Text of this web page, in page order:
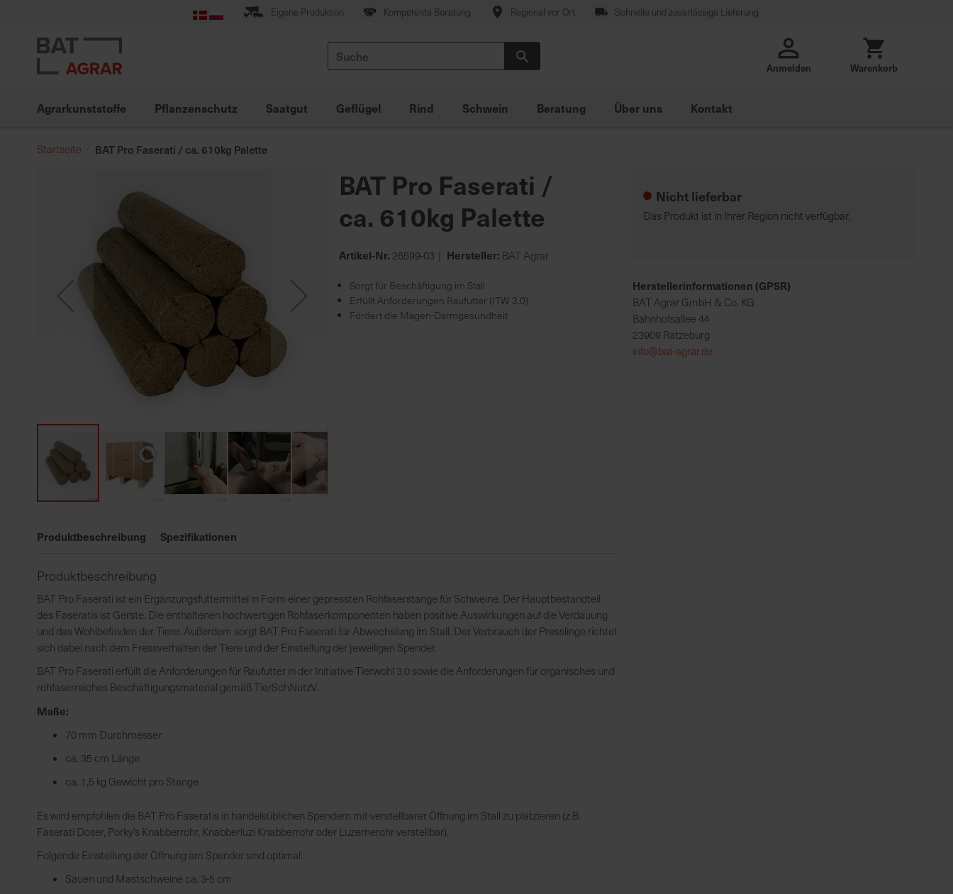
springen
Eigene Produktion Kompetente Beratung Regional vor Ort Schnelle und zuverlässige Lieferung
Suche
Anmelden Warenkorb
Agrarkunststoffe Pflanzenschutz Saatgut Geflügel Rind Schwein Beratung Über uns Kontakt
Startseite BAT Pro Faserati / ca. 610kg Palette
der
springen
BAT Pro Faserati /
ca. 610kg Palette
Artikel-Nr. 26599-03 Hersteller: BAT Agrar
Sorgt für Beschäftigung im Stall
Erfüllt Anforderungen Raufutter (ITW 3.0)
Fördert die Magen-Darmgesundheit
Produktbeschreibung Spezifikationen
Produktbeschreibung
BAT Pro Faserati ist ein Ergänzungsfuttermittel in Form einer gepressten Rohfaserstange für Schweine. Der Hauptbestandteil
des Faseratis ist Gerste. Die enthaltenen hochwertigen Rohfaserkomponenten haben positive Auswirkungen auf die Verdauung
und das Wohlbefinden der Tiere. Außerdem sorgt BAT Pro Faserati für Abwechslung im Stall. Der Verbrauch der Presslinge richtet
sich dabei nach dem Fressverhalten der Tiere und der Einstellung der jeweiligen Spender.
BAT Pro Faserati erfüllt die Anforderungen für Raufutter in der Initiative Tierwohl 3.0 sowie die Anforderungen für organisches und
rohfaserreiches Beschäftigungsmaterial gemäß TierSchNutzV.
Maße:
70 mm Durchmesser
ca. 35 cm Länge
ca. 1,5 kg Gewicht pro Stange
Es wird empfohlen die BAT Pro Faseratis in handelsüblichen Spendern mit verstellbarer Öffnung im Stall zu platzieren (z.B.
Faserati Doser, Porky’s Knabberrohr, Knabberluzi Knabberrohr oder Luzernerohr verstellbar).
Folgende Einstellung der Öffnung am Spender sind optimal:
Sauen und Mastschweine ca. 3-5 cm
Nicht lieferbar
Das Produkt ist in Ihrer Region nicht verfügbar.
Herstellerinformationen (GPSR)
BAT Agrar GmbH & Co. KG
Bahnhofsallee 44
23909 Ratzeburg
info@bat-agrar.de